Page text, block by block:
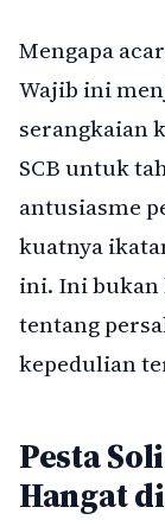
Mengapa
Wajib ini
serangkaian
SCB untuk
antusiasme
kuatnya
ini. Ini bukan
tentang
kepedulian
Pesta
Hangat